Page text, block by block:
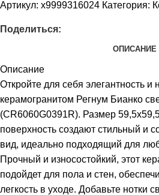
Артикул: х9999316024 Категория:
Поделиться:
ОПИСАНИЕ
Описание
Откройте для себя элегантность и
керамогранитом Регнум Бианко
(CR6060G0391R). Размер
поверхность создают стильный и
вид, идеально подходящий для
Прочный и износостойкий, этот
подойдет для пола и стен,
легкость в уходе. Добавьте нотки